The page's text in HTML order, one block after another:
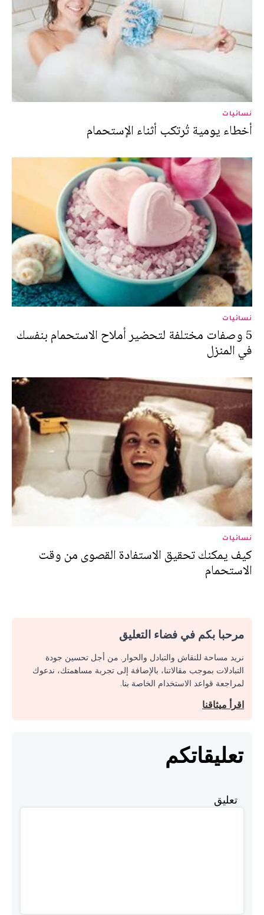
نسائيات
أخطاء يومية تُرتكب أثناء الإستحمام
نسائيات
5 وصفات مختلفة لتحضير أملاح الاستحمام بنفسك
في المنزل
نسائيات
كيف يمكنك تحقيق الاستفادة القصوى من وقت
الاستحمام
مرحبا بكم في فضاء التعليق
نريد مساحة للنقاش والتبادل والحوار. من أجل تحسين جودة
التبادلات بموجب مقالاتنا، بالإضافة إلى تجربة مساهمتك، ندعوك
لمراجعة قواعد الاستخدام الخاصة بنا.
اقرأ ميثاقنا
تعليقاتكم
تعليق